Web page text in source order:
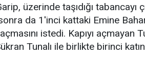
üzerinde taşıdığı tabancayı
da 1'inci kattaki Emine
istedi. Kapıyı açmayan
Tunalı ile birlikte birinci